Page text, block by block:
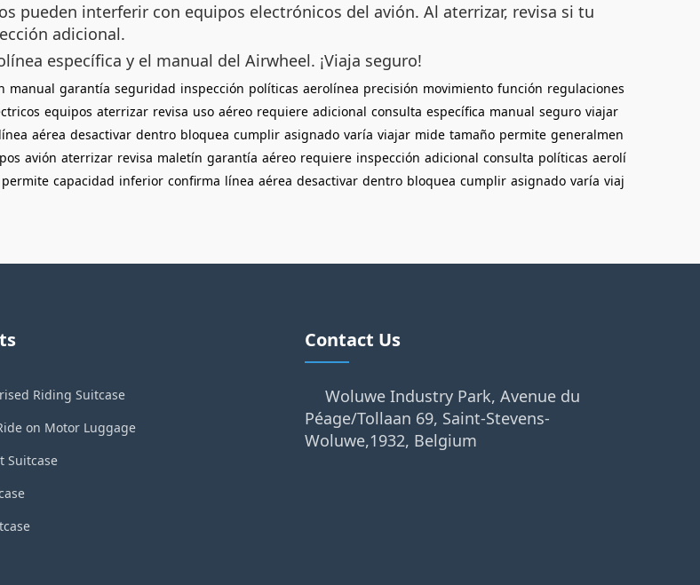
pueden interferir con equipos electrónicos del avión. Al aterrizar, revisa si tu
adicional.
específica y el manual del Airwheel. ¡Viaja seguro!
manual garantía seguridad inspección políticas aerolínea precisión movimiento función regulaciones
equipos aterrizar revisa uso aéreo requiere adicional consulta específica manual seguro viajar
línea aérea desactivar dentro bloquea cumplir asignado varía viajar mide tamaño permite generalmen
avión aterrizar revisa maletín garantía aéreo requiere inspección adicional consulta políticas aerolí
permite capacidad inferior confirma línea aérea desactivar dentro bloquea cumplir asignado varía viaj
Riding Suitcase
on Motor Luggage
Suitcase
Contact Us
Woluwe Industry Park, Avenue du
Péage/Tollaan 69, Saint-Stevens-
Woluwe,1932, Belgium